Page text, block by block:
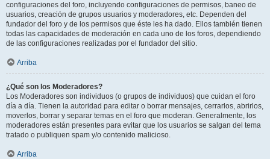
configuraciones del foro, incluyendo configuraciones de permisos, baneo de
usuarios, creación de grupos usuarios y moderadores, etc. Dependen del
fundador del foro y de los permisos que éste les ha dado. Ellos también tienen
todas las capacidades de moderación en cada uno de los foros, dependiendo
de las configuraciones realizadas por el fundador del sitio.
Arriba
¿Qué son los Moderadores?
Los Moderadores son individuos (o grupos de individuos) que cuidan el foro
día a día. Tienen la autoridad para editar o borrar mensajes, cerrarlos, abrirlos,
moverlos, borrar y separar temas en el foro que moderan. Generalmente, los
moderadores están presentes para evitar que los usuarios se salgan del tema
tratado o publiquen spam y/o contenido malicioso.
Arriba